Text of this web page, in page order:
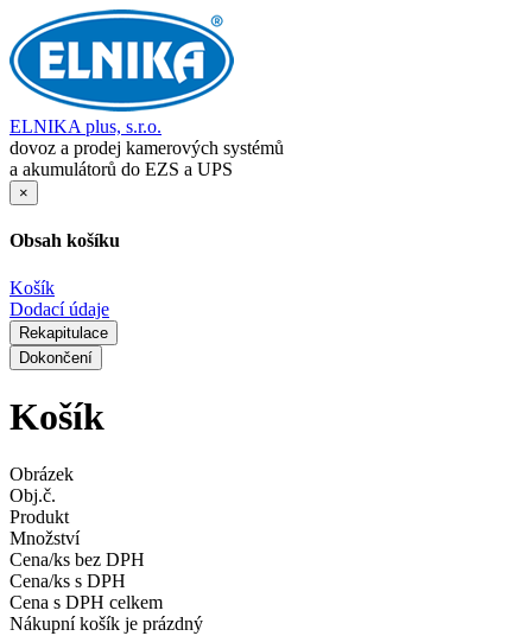
ELNIKA plus, s.r.o.
dovoz a prodej kamerových systémů
a akumulátorů do EZS a UPS
×
Obsah košíku
Košík
Dodací údaje
Rekapitulace
Dokončení
Košík
Obrázek
Obj.č.
Produkt
Množství
Cena/ks bez DPH
Cena/ks s DPH
Cena s DPH celkem
Nákupní košík je prázdný